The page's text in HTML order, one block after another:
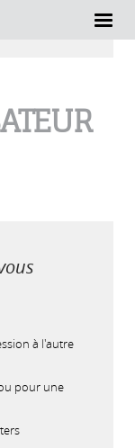
à l'autre
pour une